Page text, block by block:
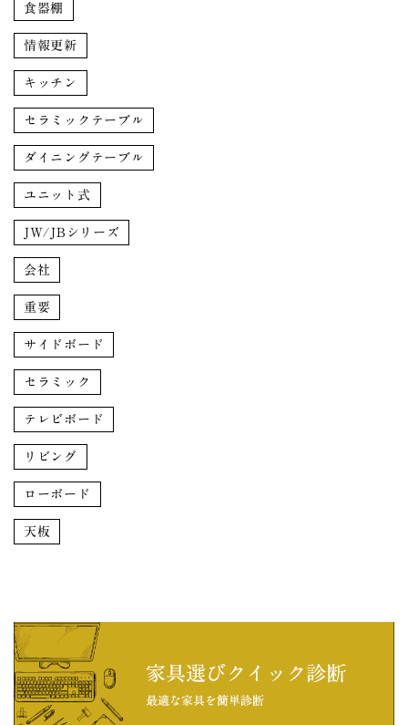
食器棚
情報更新
キッチン
セラミックテーブル
ダイニングテーブル
ユニット式
JW/JBシリーズ
会社
重要
サイドボード
セラミック
テレビボード
リビング
ローボード
天板